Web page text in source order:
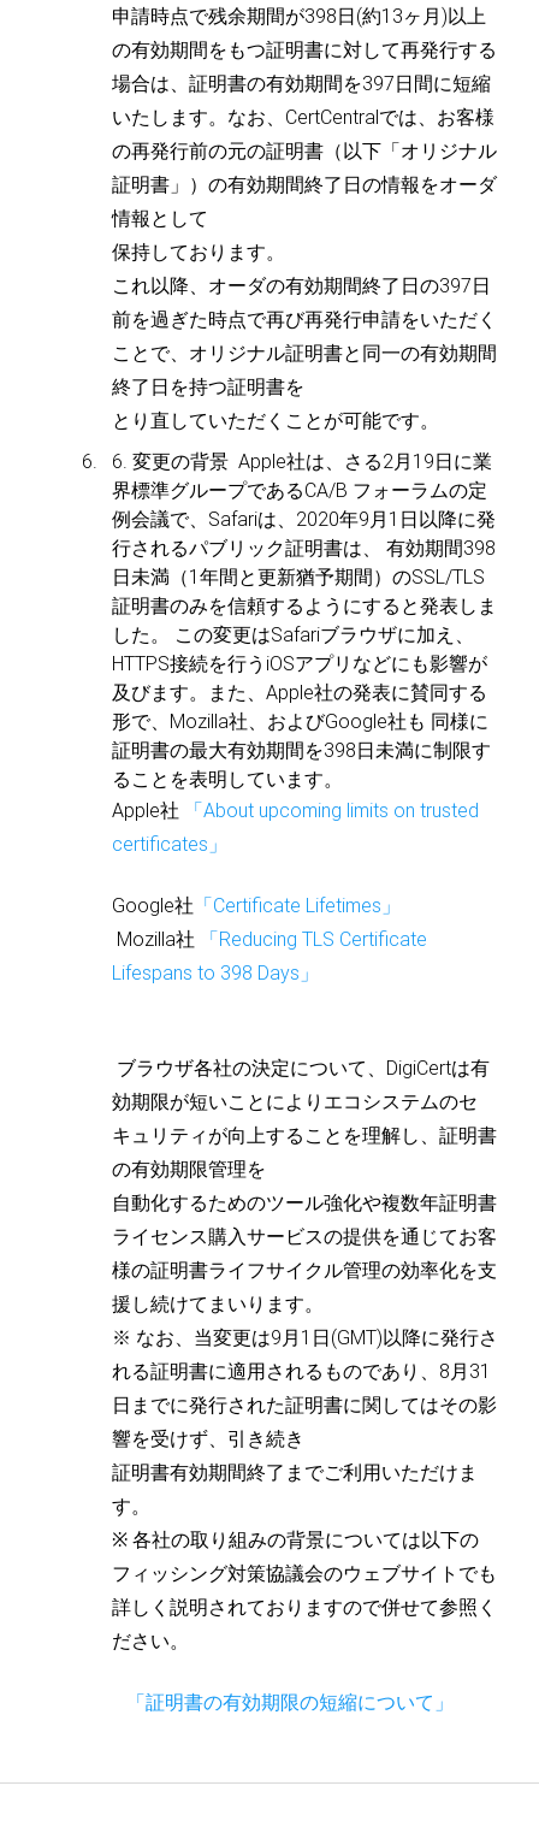
申請時点で残余期間が398日(約13ヶ月)以上
の有効期間をもつ証明書に対して再発行する
場合は、証明書の有効期間を397日間に短縮
いたします。なお、CertCentralでは、お客様
の再発行前の元の証明書（以下「オリジナル
証明書」）の有効期間終了日の情報をオーダ
情報として
保持しております。
これ以降、オーダの有効期間終了日の397日
前を過ぎた時点で再び再発行申請をいただく
ことで、オリジナル証明書と同一の有効期間
終了日を持つ証明書を
とり直していただくことが可能です。
6. 変更の背景 Apple社は、さる2月19日に業
界標準グループであるCA/B フォーラムの定
例会議で、Safariは、2020年9月1日以降に発
行されるパブリック証明書は、
有効期間398
日未満（1年間と更新猶予期間）のSSL/TLS
証明書のみを信頼するようにすると発表しま
した。
この変更はSafariブラウザに加え、
HTTPS接続を行うiOSアプリなどにも影響が
及びます。また、Apple社の発表に賛同する
形で、Mozilla社、およびGoogle社も 同様に
証明書の最大有効期間を398日未満に制限す
ることを表明しています。
Apple社
「About upcoming limits on trusted
certificates」
Google社 「Certificate Lifetimes」
Mozilla社
「Reducing TLS Certificate
Lifespans to 398 Days」
ブラウザ各社の決定について、DigiCertは有
効期限が短いことによりエコシステムのセ
キュリティが向上することを理解し、証明書
の有効期限管理を
自動化するためのツール強化や複数年証明書
ライセンス購入サービスの提供を通じてお客
様の証明書ライフサイクル管理の効率化を支
援し続けてまいります。
※ なお、当変更は9月1日(GMT)以降に発行さ
れる証明書に適用されるものであり、8月31
日までに発行された証明書に関してはその影
響を受けず、引き続き
証明書有効期間終了までご利用いただけま
す。
※ 各社の取り組みの背景については以下の
フィッシング対策協議会のウェブサイトでも
詳しく説明されておりますので併せて参照く
ださい。
「証明書の有効期限の短縮について」